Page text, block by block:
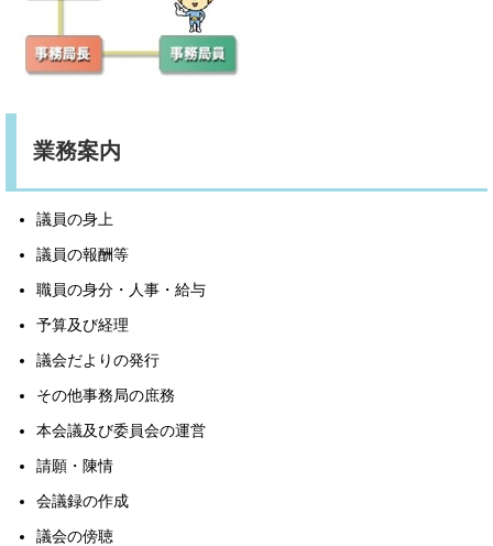
業務案内
議員の身上
議員の報酬等
職員の身分・人事・給与
予算及び経理
議会だよりの発行
その他事務局の庶務
本会議及び委員会の運営
請願・陳情
会議録の作成
議会の傍聴